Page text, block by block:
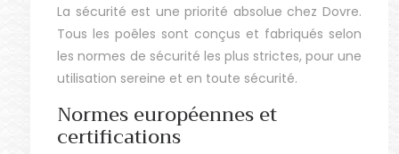
La sécurité est une priorité absolue chez Dovre.
Tous les poêles sont conçus et fabriqués selon
les normes de sécurité les plus strictes, pour une
utilisation sereine et en toute sécurité.
Normes européennes et
certifications